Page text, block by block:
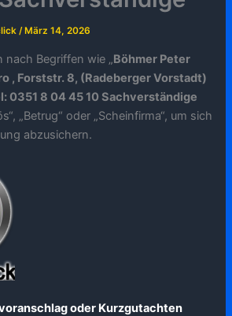
/ März 14, 2026
nach Begriffen wie „Böhmer Peter
, Forststr. 8, (Radeberger Vorstadt)
0351 8 04 45 10 Sachverständige
„Betrug“ oder „Scheinfirma“, um sich
abzusichern.
oder Kurzgutachten